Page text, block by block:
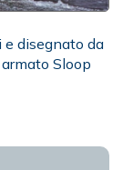
disegnato da
Sloop